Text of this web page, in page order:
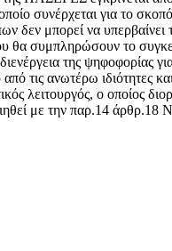
συνέρχεται για το
μπορεί να
το
της
τις ανωτέρω
λειτουργός, ο
με την παρ.14